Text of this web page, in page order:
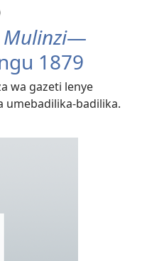
—
1879
wa gazeti lenye
umebadilika-badilika.